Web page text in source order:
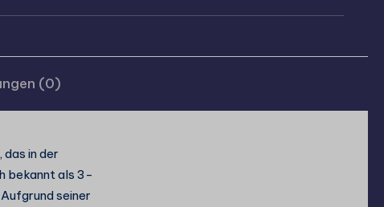
(0)
in der
bekannt als 3-
seiner